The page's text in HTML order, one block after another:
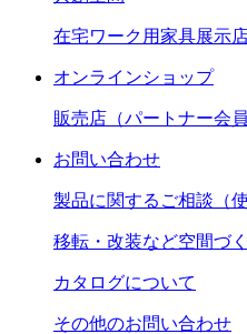
在宅ワーク用家具展示
オンラインショップ
販売店（パートナー会員
お問い合わせ
製品に関するご相談（
移転・改装など空間づ
カタログについて
その他のお問い合わせ